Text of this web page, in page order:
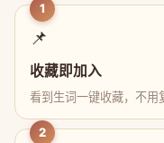
1
📌
收藏即加入
看到生词一键收藏，不用
2